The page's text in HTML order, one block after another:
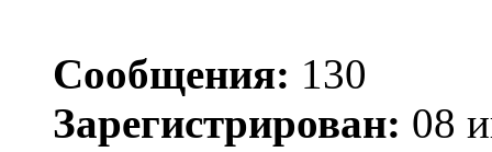
Сообщения: 130
Зарегистрирован: 08